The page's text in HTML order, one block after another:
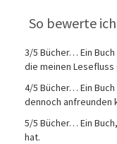
So bewerte
3/5 Bücher… Ein
die meinen
4/5 Bücher… Ein
dennoch anfreunden
5/5 Bücher… Ein
hat.